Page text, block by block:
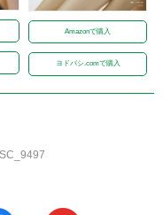
Amazonで購入
ヨドバシ.comで購入